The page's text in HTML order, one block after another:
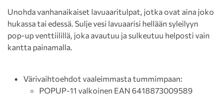
Unohda vanhanaikaiset lavuaaritulpat, jotka ovat aina joko
hukassa tai edessä. Sulje vesi lavuaarisi hellään syleilyyn
pop-up venttiilillä, joka avautuu ja sulkeutuu helposti vain
kantta painamalla.
Värivaihtoehdot vaaleimmasta tummimpaan:
POPUP-11 valkoinen EAN 6418873009589